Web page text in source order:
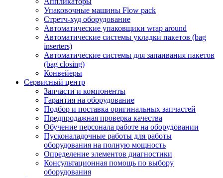
Упаковочные машины Flow pack
Стретч-худ оборудование
Автоматические упаковщики wrap around
Автоматические системы укладки пакетов (bag
inserters)
Автоматические системы для запаивания пакетов
(bag closing)
Конвейеры
Сервисный центр
Запчасти и компоненты
Гарантия на оборудование
Подбор и поставка оригинальных запчастей
Предпродажная проверка качества
Обучение персонала работе на оборудовании
Пусконаладочные работы для работы
оборудования на полную мощность
Определение элементов диагностики
Консультационная помощь по выбору
оборудования